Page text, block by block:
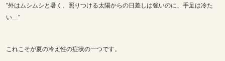
”外はムシムシと暑く、照りつける太陽からの日差しは強いのに、手足は冷た
い…”
これこそが夏の冷え性の症状の一つです。